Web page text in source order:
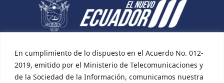
En cumplimiento de lo dispuesto en el Acuerdo No. 012-
2019, emitido por el Ministerio de Telecomunicaciones y
de la Sociedad de la Información, comunicamos nuestra